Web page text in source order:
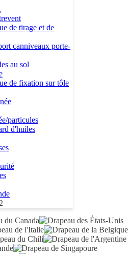
de tirage et de
canniveaux porte-
au sol
de fixation sur tôle
particules
d'huiles